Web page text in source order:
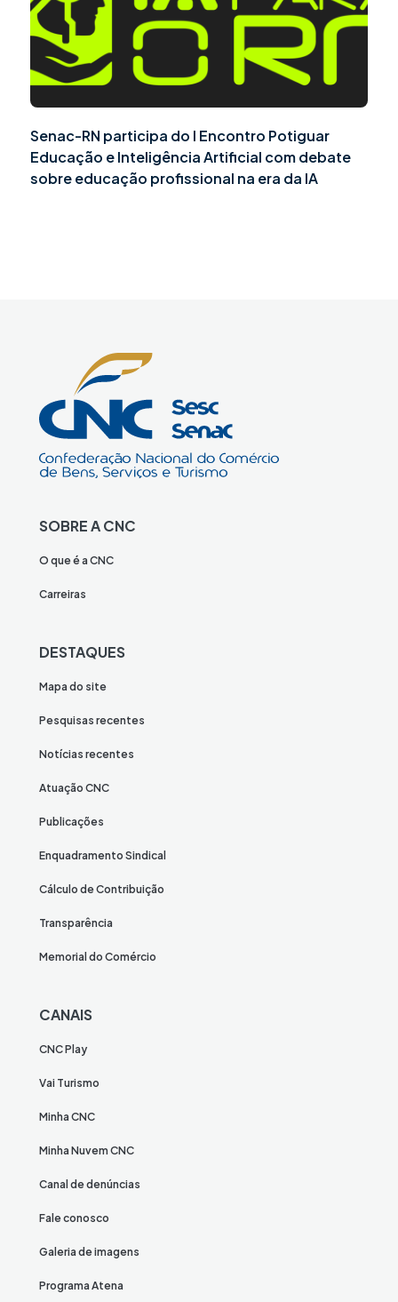
Senac-RN participa do I Encontro Potiguar
Educação e Inteligência Artificial com debate
sobre educação profissional na era da IA
SOBRE A CNC
O que é a CNC
Carreiras
DESTAQUES
Mapa do site
Pesquisas recentes
Notícias recentes
Atuação CNC
Publicações
Enquadramento Sindical
Cálculo de Contribuição
Transparência
Memorial do Comércio
CANAIS
CNC Play
Vai Turismo
Minha CNC
Minha Nuvem CNC
Canal de denúncias
Fale conosco
Galeria de imagens
Programa Atena